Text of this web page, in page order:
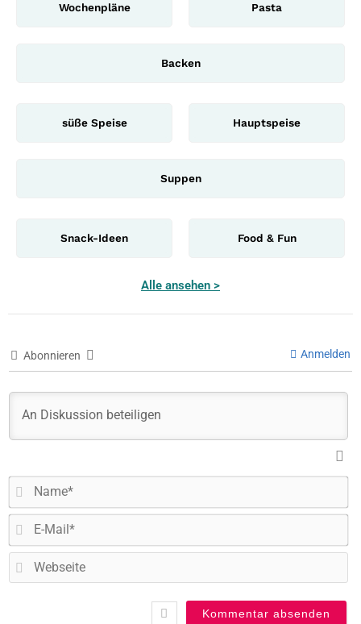
Wochenpläne Pasta
Backen
süße Speise Hauptspeise
Suppen
Snack-Ideen Food & Fun
Alle ansehen >
Abonnieren Anmelden
E-